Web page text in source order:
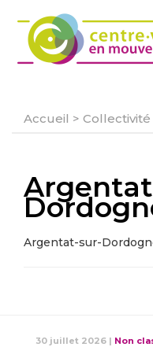
Accueil > Collectivité
Argentat-sur-
30 juillet 2026 | Non